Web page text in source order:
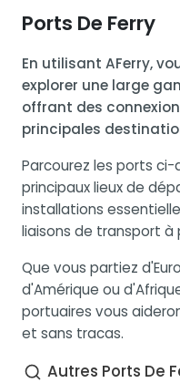
Ports De Ferry
En utilisant AFerry,
explorer une large
offrant des
principales
Parcourez les ports
principaux lieux de
installations
liaisons de transport à
Que vous partiez
d'Amérique ou
portuaires vous
et sans tracas.
Autres Ports De